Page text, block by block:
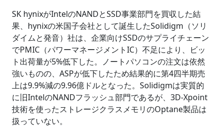
SK hynixがIntelのNANDとSSD事業部門を買収した結
果、hynixの米国子会社として誕生したSolidigm（ソリ
ダイムと発音）社は、企業向けSSDのサプライチェーン
でPMIC（パワーマネージメントIC）不足により、ビッ
ト出荷量が5%低下した。ノートパソコンの注文は依然
強いものの、ASPが低下したため結果的に第4四半期売
上は9.9%減の9.96億ドルとなった。Solidigmは実質的
に旧IntelのNANDフラッシュ部門であるが、3D-Xpoint
技術を使ったストレージクラスメモリのOptane製品は
扱っていない。